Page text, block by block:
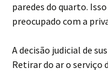
paredes do quarto.
preocupado com a
A decisão judicial de
Retirar do ar o serviço